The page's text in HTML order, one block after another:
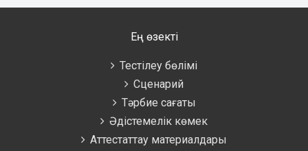
Ең өзекті
Тестілеу бөлімі
Сценарий
Тәрбие сағаты
Әдістемелік көмек
Аттестаттау материалдары